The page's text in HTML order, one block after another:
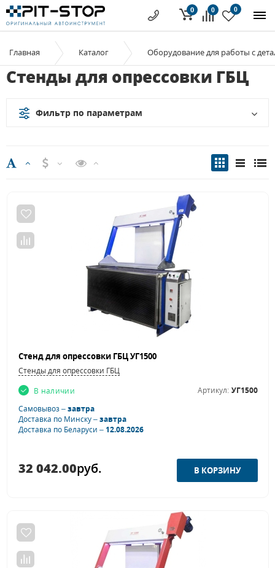
0 0
0
Главная Каталог Оборудование для работы с
Стенды для опрессовки ГБЦ
Фильтр по параметрам
Стенд для опрессовки ГБЦ УГ1500
Стенды для опрессовки ГБЦ
В наличии
Артикул: УГ1500
Самовывоз –завтра
Доставка по Минску –завтра
Доставка по Беларуси –12.08.2026
32 042.00руб.